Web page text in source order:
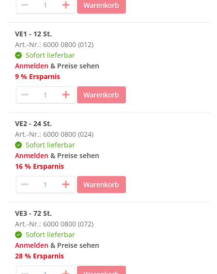
VE1 - 12 St.
Art.-Nr.: 6000 0800 (012)
Sofort lieferbar
Anmelden & Preise sehen
9 % Ersparnis
VE2 - 24 St.
Art.-Nr.: 6000 0800 (024)
Sofort lieferbar
Anmelden & Preise sehen
16 % Ersparnis
VE3 - 72 St.
Art.-Nr.: 6000 0800 (072)
Sofort lieferbar
Anmelden & Preise sehen
28 % Ersparnis